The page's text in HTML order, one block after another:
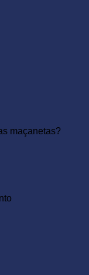
maçanetas?